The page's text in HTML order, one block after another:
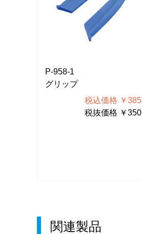
P-958-1
グリップ
税込価格 ￥385
税抜価格 ￥350
関連製品